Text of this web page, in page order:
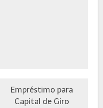
Empréstimo para
Capital de Giro